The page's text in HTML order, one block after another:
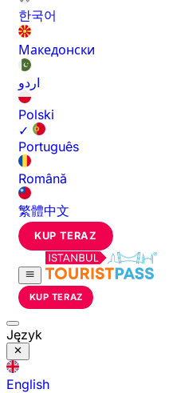
한국어
Македонски
اردو
Polski
✓
Português
Română
繁體中文
KUP TERAZ
KUP TERAZ
Język
English